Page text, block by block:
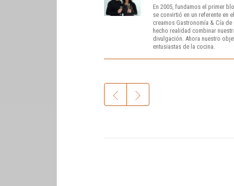
En 2005, fundamos el primer
se convirtió en un referente en
creamos Gastronomía & Cía
hecho realidad combinar
divulgación. Ahora nuestro
entusiastas de la cocina.